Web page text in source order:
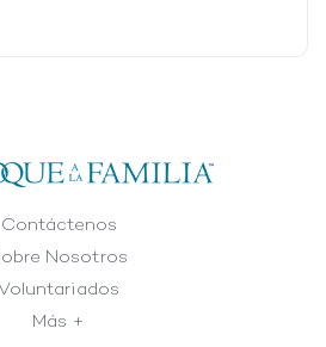
Contáctenos
Nosotros
Más +